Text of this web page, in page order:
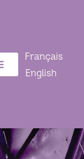
Français
English